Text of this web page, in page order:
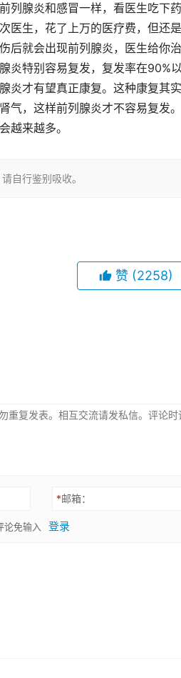
列腺炎和感冒一样，看医生吃下
医生，花了上万的医疗费，但还
后就会出现前列腺炎，医生给你
炎特别容易复发，复发率在90%
炎才有望真正康复。这种康复其
气，这样前列腺炎才不容易复发
越来越多。
自行鉴别吸收。
赞 (2258)
*邮箱：
论免输入 登录